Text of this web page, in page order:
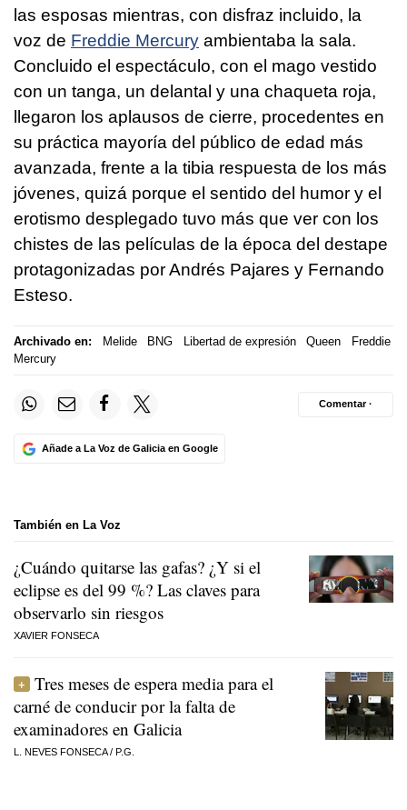
las esposas mientras, con disfraz incluido, la
voz de Freddie Mercury ambientaba la sala.
Concluido el espectáculo, con el mago vestido
con un tanga, un delantal y una chaqueta roja,
llegaron los aplausos de cierre, procedentes en
su práctica mayoría del público de edad más
avanzada, frente a la tibia respuesta de los más
jóvenes, quizá porque el sentido del humor y el
erotismo desplegado tuvo más que ver con los
chistes de las películas de la época del destape
protagonizadas por Andrés Pajares y Fernando
Esteso.
Archivado en: Melide BNG Libertad de expresión Queen
Freddie
Mercury
Añade a La Voz de Galicia en Google
Comentar ·
También en La Voz
¿Cuándo quitarse las gafas? ¿Y si el
eclipse es del 99 %? Las claves para
observarlo sin riesgos
XAVIER FONSECA
Tres meses de espera media para el
carné de conducir por la falta de
examinadores en Galicia
L. NEVES FONSECA/ P.G.